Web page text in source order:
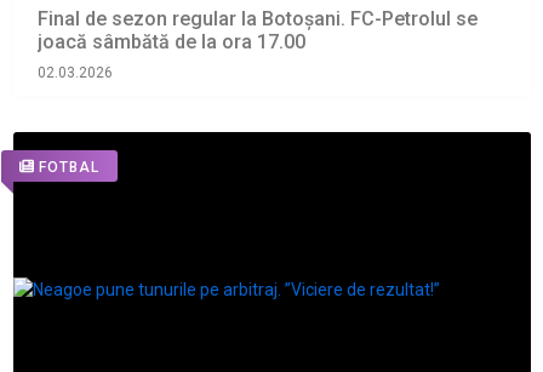
Final de sezon regular la Botoșani. FC-Petrolul se
joacă sâmbătă de la ora 17.00
02.03.2026
FOTBAL